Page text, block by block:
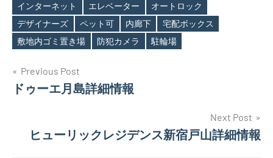
Tags
インターネット
エレベーター
オートロック
デザイナーズ
ペット可 内廊下
宅配ボックス
敷地内ゴミ置き場
防犯カメラ 駐輪場
投
稿
Previous Post
ドゥーエ月島詳細情報
Next Post
ヒューリックレジデンス新宿戸山詳細情報